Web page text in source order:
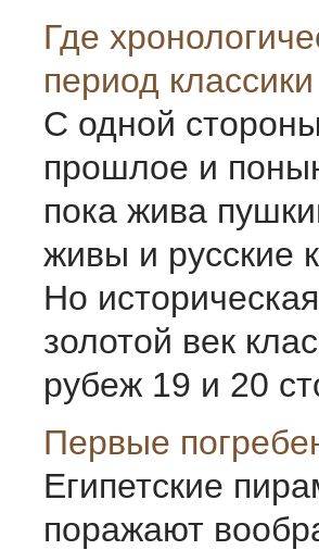
Где
период классики
С одной
прошлое и
пока жива
живы и русские
Но
золотой век
рубеж 19 и 20
Первые
Египетские
поражают